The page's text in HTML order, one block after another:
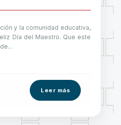
y la comunidad educativa,
Día del Maestro. Que este
Leer más